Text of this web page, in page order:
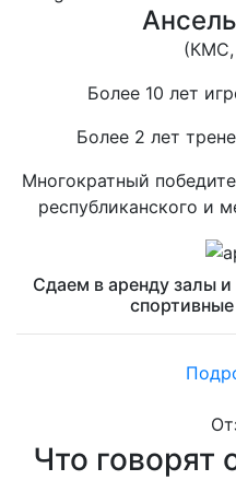
(КМС,
Более 10 лет
Более 2 лет
Многократный
республиканского и
Сдаем в аренду залы
Что говорят